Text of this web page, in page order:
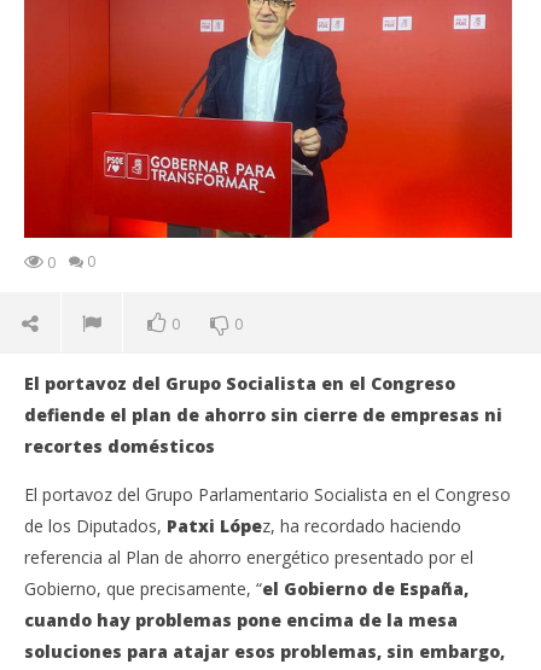
0 0
0 0
El portavoz del Grupo Socialista en el Congreso
defiende el plan de ahorro sin cierre de empresas ni
recortes domésticos
El portavoz del Grupo Parlamentario Socialista en el Congreso
de los Diputados, Patxi López, ha recordado haciendo
referencia al Plan de ahorro energético presentado por el
Gobierno, que precisamente, “el Gobierno de España,
cuando hay problemas pone encima de la mesa
soluciones para atajar esos problemas, sin embargo,